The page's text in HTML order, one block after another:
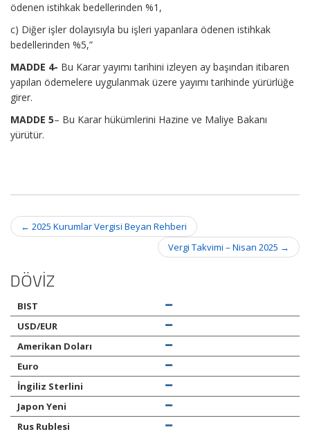
ödenen istihkak bedellerinden %1,
c) Diğer işler dolayısıyla bu işleri yapanlara ödenen istihkak
bedellerinden %5,”
MADDE 4- Bu Karar yayımı tarihini izleyen ay başından itibaren
yapılan ödemelere uygulanmak üzere yayımı tarihinde yürürlüğe
girer.
MADDE 5– Bu Karar hükümlerini Hazine ve Maliye Bakanı
yürütür.
Post
navigation
← 2025 Kurumlar Vergisi Beyan Rehberi
Vergi Takvimi – Nisan 2025 →
DÖVİZ
BIST
USD/EUR
Amerikan Doları
Euro
İngiliz Sterlini
Japon Yeni
Rus Rublesi